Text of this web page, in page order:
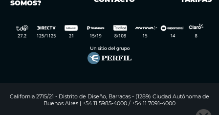
SOMOS?
California 2715/21 - Distrito de Diseño, Barracas - (1289) Ciudad Autónoma de
Buenos Aires | +54 11 5985-4000 / +54 11 7091-4000